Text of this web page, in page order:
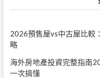
2026預售屋vs中古屋比較
略
海外房地產投資完整指南
一次搞懂